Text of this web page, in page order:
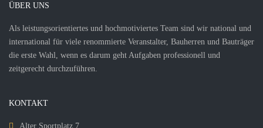
ÜBER UNS
Als leistungsorientiertes und hochmotiviertes Team sind wir national und
international für viele renommierte Veranstalter, Bauherren und Bauträger
die erste Wahl, wenn es darum geht Aufgaben professionell und
zeitgerecht durchzuführen.
KONTAKT
Alter Sportplatz 7